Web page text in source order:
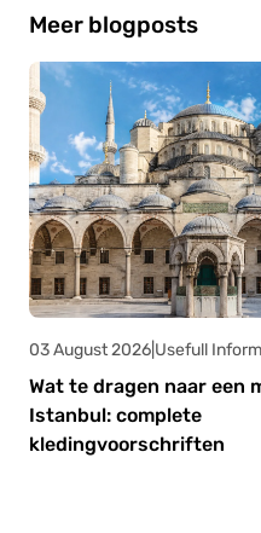
gebieden zoals
betere tarieven, of
betrouwbare
Meer blogposts
03 August 2026 Usefull
Wat te dragen naar een
Istanbul: complete
kledingvoorschriften